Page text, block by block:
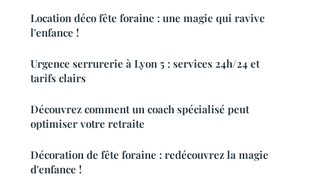
Location déco fête foraine : une magie qui ravive
l'enfance !
Urgence serrurerie à Lyon 5 : services 24h/24 et
tarifs clairs
Découvrez comment un coach spécialisé peut
optimiser votre retraite
Décoration de fête foraine : redécouvrez la magie
d'enfance !